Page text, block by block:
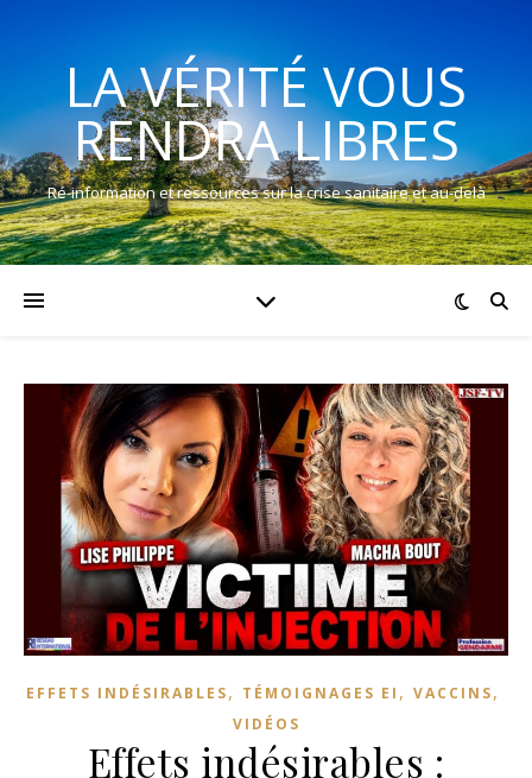
LA VÉRITÉ VOUS
RENDRA LIBRES
Ré-information et ressources sur la crise sanitaire et au-delà
EFFETS INDÉSIRABLES, TÉMOIGNAGES EI , VACCINS,
VIDÉOS
Effets indésirables :